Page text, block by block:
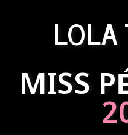
MISS